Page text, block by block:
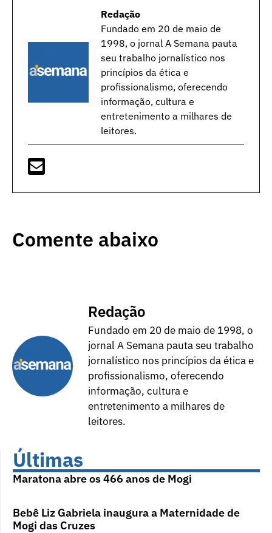
Redação
Fundado em 20 de maio de
1998, o jornal A Semana pauta
seu trabalho jornalístico nos
princípios da ética e
profissionalismo, oferecendo
informação, cultura e
entretenimento a milhares de
leitores.
Comente abaixo
Redação
Fundado em 20 de maio de 1998, o
jornal A Semana pauta seu trabalho
jornalístico nos princípios da ética e
profissionalismo, oferecendo
informação, cultura e
entretenimento a milhares de
leitores.
Últimas
Maratona abre os 466 anos de Mogi
Bebê Liz Gabriela inaugura a Maternidade de
Mogi das Cruzes